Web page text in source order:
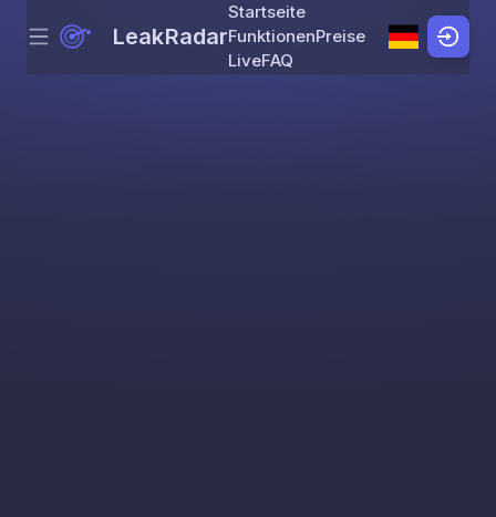
Skip to content
Menu LeakRadar
Startseite
FunktionenPreise
LiveFAQ